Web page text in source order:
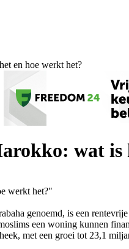
en hoe werkt het?
wat is
werkt het?"
genoemd, is een
een woning kunnen
met een groei tot 23,1